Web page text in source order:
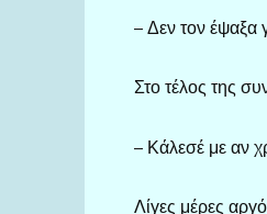
– Δεν τον έψαξα
Στο τέλος της
– Κάλεσέ με αν
Λίγες μέρες